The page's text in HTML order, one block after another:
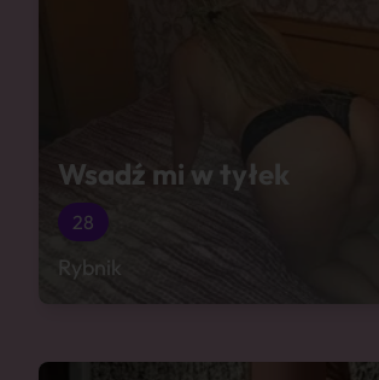
Wsadź mi w tyłek
28
Rybnik